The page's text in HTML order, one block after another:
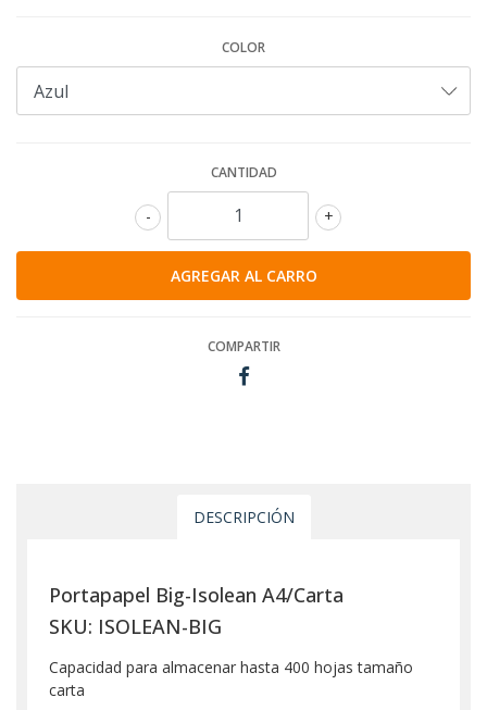
COLOR
CANTIDAD
+
-
COMPARTIR
DESCRIPCIÓN
Portapapel Big-Isolean A4/Carta
SKU: ISOLEAN-BIG
Capacidad para almacenar hasta 400 hojas tamaño
carta